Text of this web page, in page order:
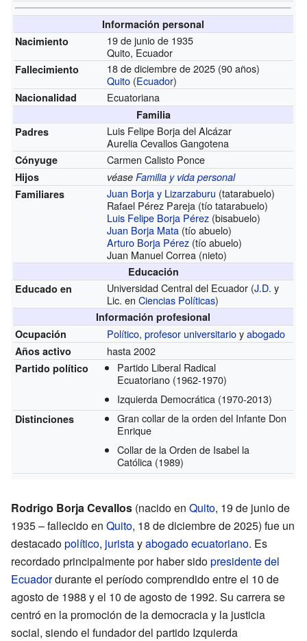
Información personal
Nacimiento
19 de junio de 1935
Quito, Ecuador
Fallecimiento
18 de diciembre de 2025 (90 años)
Quito (Ecuador)
Nacionalidad Ecuatoriana
Familia
Padres
Luis Felipe Borja del Alcázar
Aurelia Cevallos Gangotena
Cónyuge Carmen Calisto Ponce
Hijos véaseFamilia y vida personal
Familiares
Juan Borja y Lizarzaburu (tatarabuelo)
Rafael Pérez Pareja (tío tatarabuelo)
Luis Felipe Borja Pérez (bisabuelo)
Juan Borja Mata (tío abuelo)
Arturo Borja Pérez (tío abuelo)
Juan Manuel Correa (nieto)
Educación
Educado en
Universidad Central del Ecuador (J.D. y
Lic. enCiencias Políticas)
Información profesional
Ocupación
Político,profesor universitarioyabogado
Años activo hasta 2002
Partido político
Partido Liberal Radical
Ecuatoriano (1962-1970)
Izquierda Democrática (1970-2013)
Distinciones
Gran collar de la orden del Infante Don
Enrique
Collar de la Orden de Isabel la
Católica (1989)
Rodrigo Borja Cevallos (nacido en Quito, 19 de junio de
1935 – fallecido en Quito, 18 de diciembre de 2025) fue un
destacadopolítico, juristayabogadoecuatoriano. Es
recordado principalmente por haber sidopresidente del
Ecuadordurante el período comprendido entre el 10 de
agosto de 1988 y el 10 de agosto de 1992. Su carrera se
centró en la promoción de la democracia y la justicia
social, siendo el fundador del partido Izquierda